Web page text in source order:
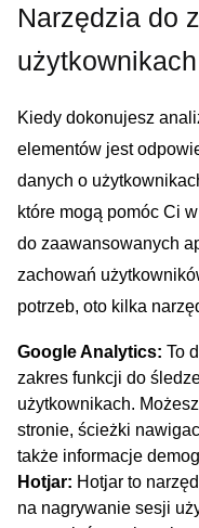
Narzędzia do
użytkownikach
Kiedy⁢ dokonujesz
elementów jest⁤
danych o
‍które mogą pomóc ⁢Ci
do⁣ zaawansowanych
zachowań
potrzeb, oto kilka
Google Analytics: To
zakres funkcji do
użytkownikach.
stronie, ścieżki
także informacje
Hotjar: Hotjar to
na nagrywanie sesji